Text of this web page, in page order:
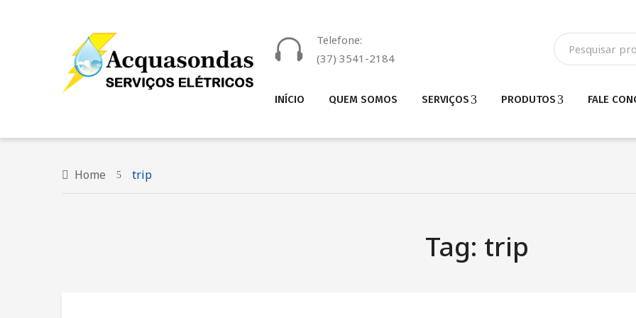
Telefone:
(37) 3541-2184
INÍCIO QUEM SOMOS SERVIÇOS PRODUTOS FALE
Home trip
Tag: trip